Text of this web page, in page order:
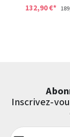
132,90 €*
Inscrivez-
Adresse e-mail*